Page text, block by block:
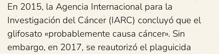
En 2015, la Agencia Internacional para la
Investigación del Cáncer (IARC) concluyó que el
glifosato «probablemente causa cáncer». Sin
embargo, en 2017, se reautorizó el plaguicida